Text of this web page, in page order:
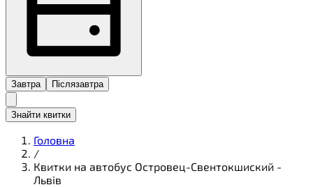
Завтра Післязавтра
Знайти квитки
Головна
/
Квитки на автобус Островец-Свентокшиский -
Львів